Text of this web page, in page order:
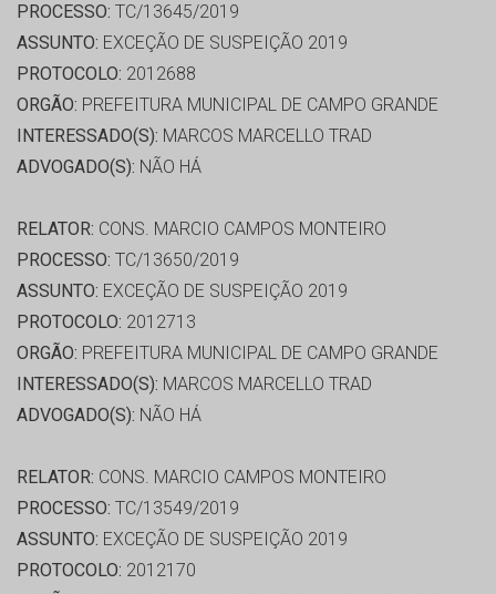
PROCESSO: TC/13645/2019
ASSUNTO: EXCEÇÃO DE SUSPEIÇÃO 2019
PROTOCOLO: 2012688
ORGÃO: PREFEITURA MUNICIPAL DE CAMPO GRANDE
INTERESSADO(S): MARCOS MARCELLO TRAD
ADVOGADO(S): NÃO HÁ
RELATOR: CONS. MARCIO CAMPOS MONTEIRO
PROCESSO: TC/13650/2019
ASSUNTO: EXCEÇÃO DE SUSPEIÇÃO 2019
PROTOCOLO: 2012713
ORGÃO: PREFEITURA MUNICIPAL DE CAMPO GRANDE
INTERESSADO(S): MARCOS MARCELLO TRAD
ADVOGADO(S): NÃO HÁ
RELATOR: CONS. MARCIO CAMPOS MONTEIRO
PROCESSO: TC/13549/2019
ASSUNTO: EXCEÇÃO DE SUSPEIÇÃO 2019
PROTOCOLO: 2012170